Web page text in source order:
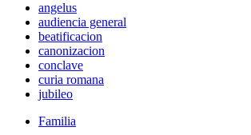
angelus
audiencia general
beatificacion
canonizacion
conclave
curia romana
jubileo
Familia